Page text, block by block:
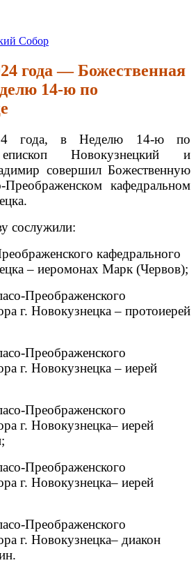
Собор
кафедральный Собор Новокузнецк
года — Божественная
14-ю по
года, в Неделю 14-ю по
епископ Новокузнецкий и
совершил Божественную
кафедральном
сослужили:
кафедрального
– иеромонах Марк (Червов);
Преображенского
г. Новокузнецка – протоиерей
Преображенского
г. Новокузнецка – иерей
Преображенского
г. Новокузнецка– иерей
Преображенского
г. Новокузнецка– иерей
Преображенского
г. Новокузнецка– диакон